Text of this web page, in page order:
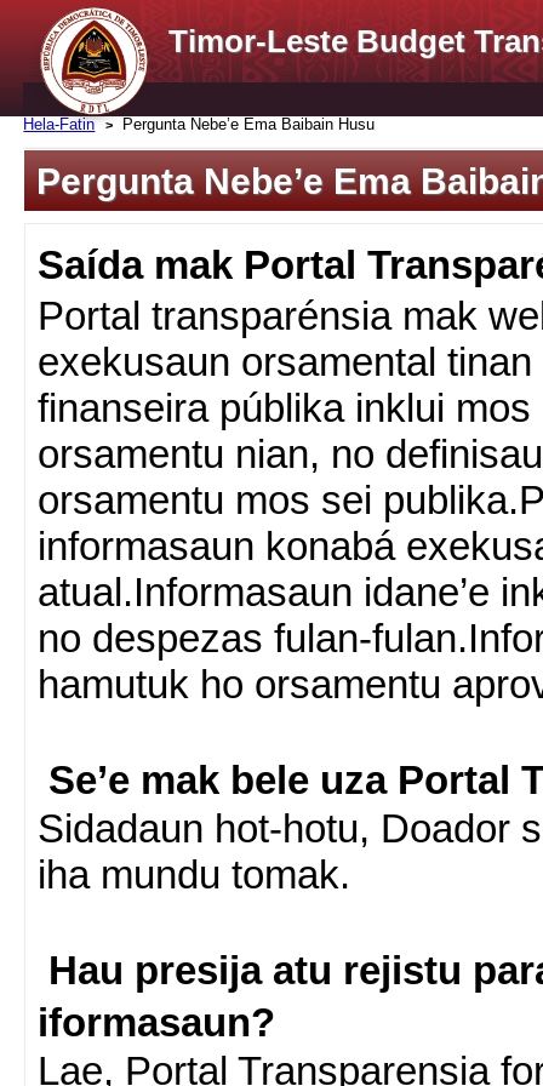
Timor-Leste Budget
Hela-Fatin Pergunta Nebe’e Ema Baibain Husu
Pergunta Nebe’e Ema
Saída mak Portal
Portal transparénsia mak
exekusaun orsamental
finanseira públika inklui
orsamentu nian, no
orsamentu mos sei
informasaun konabá
atual.Informasaun idane’e
no despezas fulan-
hamutuk ho orsamentu
Se’e mak bele uza Portal
Sidadaun hot-hotu, Doador
iha mundu tomak.
Hau presija atu rejistu
iformasaun?
Lae, Portal Transparensia